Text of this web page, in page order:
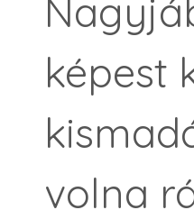
képest
volna